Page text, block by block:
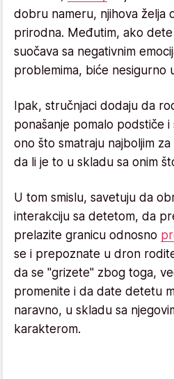
dobru nameru, njihova želja
prirodna. Međutim, ako
suočava sa negativnim
problemima, biće nesigurno
Ipak, stručnjaci dodaju da
ponašanje pomalo podstiče
ono što smatraju najboljim
da li je to u skladu sa onim
U tom smislu, savetuju da
interakciju sa detetom, da
prelazite granicu odnosno
se i prepoznate u dron
da se "grizete" zbog toga,
promenite i da date detetu
naravno, u skladu sa
karakterom.